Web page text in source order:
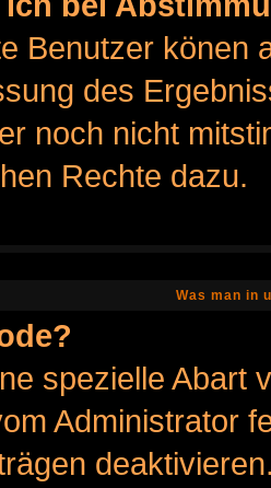
Benutzer könen
des
noch nicht
Rechte dazu.
Was man in
spezielle Abart
Administrator